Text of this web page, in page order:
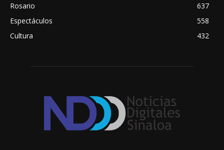
Rosario
637
Espectáculos
558
Cultura
432